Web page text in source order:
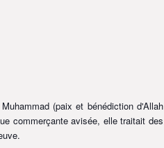
(paix et bénédiction d'Allah
commerçante avisée, elle traitait des